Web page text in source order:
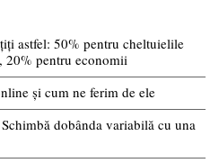
astfel: 50% pentru cheltuielile
20% pentru economii
și cum ne ferim de ele
dobânda variabilă cu una